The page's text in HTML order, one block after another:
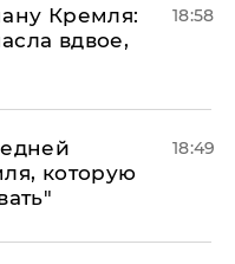
Кремля:
вдвое,
18:58
которую
18:49